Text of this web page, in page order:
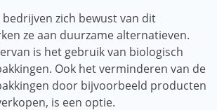
bedrijven zich bewust van dit
ze aan duurzame alternatieven.
is het gebruik van biologisch
Ook het verminderen van de
door bijvoorbeeld producten
is een optie.